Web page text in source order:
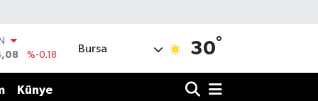
%-0.18
%0.18
Bursa 30°
Künye